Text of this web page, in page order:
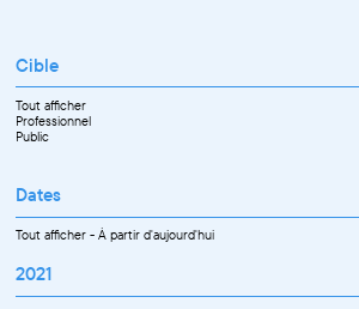
Cible
Tout afficher
Professionnel
Public
Dates
Tout afficher-À partir d'aujourd'hui
2021